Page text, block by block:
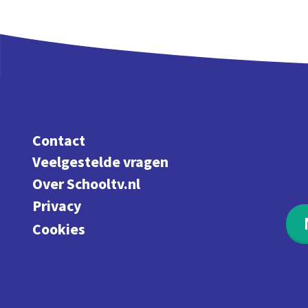
Contact
Veelgestelde vragen
Over Schooltv.nl
Privacy
Cookies